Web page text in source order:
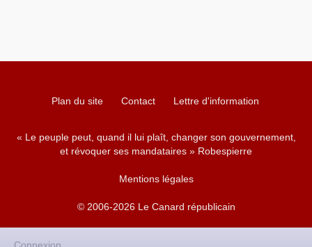
Plan du site Contact Lettre d'information
« Le peuple peut, quand il lui plaît, changer son gouvernement,
et révoquer ses mandataires » Robespierre
Mentions légales
© 2006-2026 Le Canard républicain
Connexion